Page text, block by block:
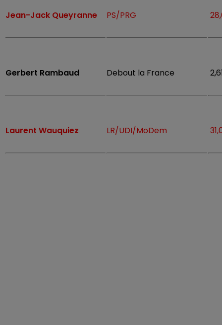
Jean-Jack Queyranne PS/PRG
Gerbert Rambaud Debout la France
Laurent Wauquiez LR/UDI/MoDem